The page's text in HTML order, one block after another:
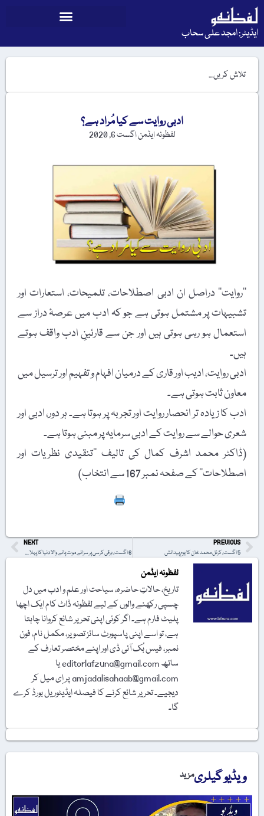
ایڈیٹر: امجد علی سحاب
ادبی روایت سے کیا مُراد ہے؟
لفظونہ ایڈمناگست 6, 2020
’’روایت‘‘ دراصل ان ادبی اصطلاحات، تلمیحات، استعارات اور
تشبیہات پر مشتمل ہوتی ہے جو کہ ادب میں عرصۂ دراز سے
استعمال ہو رہی ہوتی ہیں اور جن سے قارئینِ ادب واقف ہوتے
ہیں۔
ادبی روایت، ادیب اور قاری کے درمیان افہام و تفہیم اور ترسیل میں
معاون ثابت ہوتی ہے۔
ادب کا زیادہ تر انحصار روایت اور تجربہ پر ہوتا ہے۔ ہر دور، ادبی اور
شعری حوالے سے روایت کے ادبی سرمایہ پر مبنی ہوتا ہے۔
(ڈاکٹر محمد اشرف کمال کی تالیف ’’تنقیدی نظریات اور
اصطلاحات‘‘ کے صفحہ نمبر 167 سے انتخاب)
PREVIOUS
5 اگست، کرنل محمد خان کا یومِ پیدائش
NEXT
6 اگست، برقی کرسی پر سزائے موت پانے والا دنیا کا پہلا شخص
لفظونہ ایڈمن
تاریخ، حالاتِ حاضرہ، سیاحت اور علم و ادب میں دل
چسپی رکھنے والوں کے لیے لفظونہ ڈاٹ کام ایک اچھا
پلیٹ فارم ہے۔ اگر کوئی اپنی تحریر شائع کروانا چاہتا
ہے، تو اسے اپنی پاسپورٹ سائز تصویر، مکمل نام، فون
نمبر، فیس بُک آئی ڈی اور اپنے مختصر تعارف کے
ساتھ editorlafzuna@gmail.com یا
amjadalisahaab@gmail.com پر اِی میل کر
دیجیے۔ تحریر شائع کرنے کا فیصلہ ایڈیٹوریل بورڈ کرے
گا۔
ویڈیو گیلریمزید